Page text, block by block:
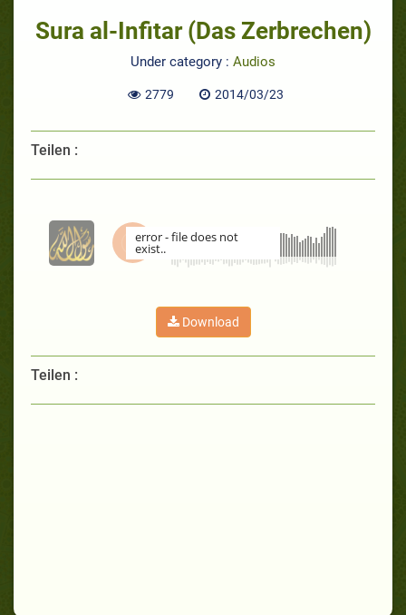
Sura al-Infitar (Das Zerbrechen)
Under category : Audios
2779 2014/03/23
Teilen :
error - file does not
exist..
Download
Teilen :